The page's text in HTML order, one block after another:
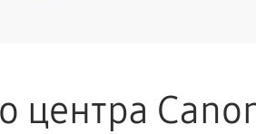
2430 руб
центра